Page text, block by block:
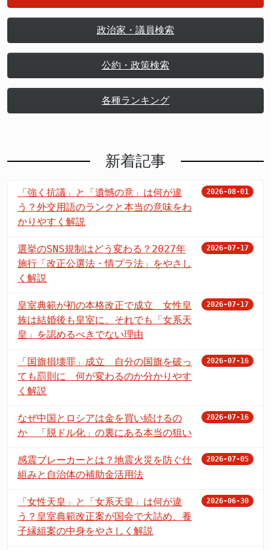
政治家・議員検索
公約・政策検索
各種ランキング
新着記事
「強く抗議」と「遺憾の意」は何が違
う？外交用語のランクと本当の意味をわ
かりやすく解説
2026-08-01
選挙のSNS規制はどう変わる？2027年
施行「改正公選法・情プラ法」をやさし
く解説
2026-07-17
皇室典範が初の本格改正で成立 女性皇
族は結婚後も皇室に、それでも「女系天
皇」を認めるべきでない理由
2026-07-17
「国旗損壊罪」成立 自分の国旗を破っ
ても罰則に 何が変わるのか分かりやす
く解説
2026-07-16
なぜ中国とロシアは金を買い続けるの
か 「脱ドル化」の裏にある本当の狙い
2026-07-16
感震ブレーカーとは？地震火災を防ぐ仕
組みと自治体の補助金活用法
2026-07-05
「女性天皇」と「女系天皇」は何が違
う？皇室典範改正案が国会で大詰め、養
子縁組案の中身をやさしく解説
2026-06-30